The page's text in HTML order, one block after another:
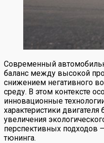
Современный
баланс между высокой
снижением негативного
среду. В этом контексте
инновационные
характеристики
увеличения
перспективных подходов
тюнинга.